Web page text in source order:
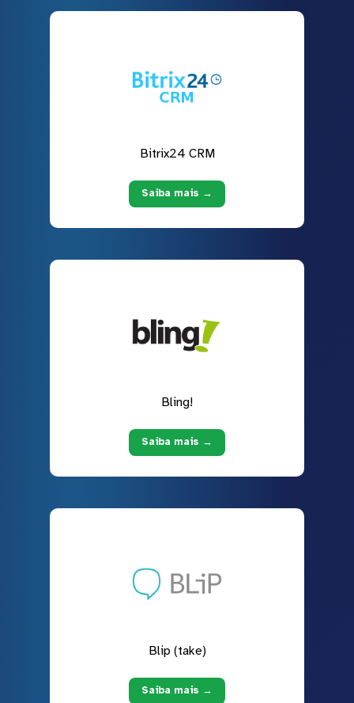
Bitrix24 CRM
Saiba mais →
Bling!
Saiba mais →
Blip (take)
Saiba mais →